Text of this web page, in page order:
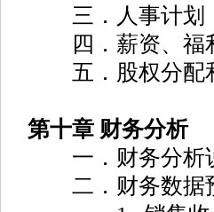
三．人事计划
四．薪资、福
五．股权分配
第十章 财务分析
一．财务分析
二．财务数据